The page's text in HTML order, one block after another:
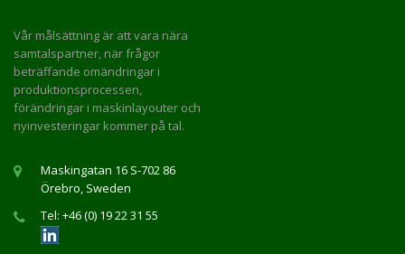
Vår målsättning är att vara nära
samtalspartner, när frågor
beträffande omändringar i
produktionsprocessen,
förändringar i maskinlayouter och
nyinvesteringar kommer på tal.
Maskingatan 16 S-702 86
Örebro, Sweden
Tel: +46 (0) 19 22 31 55